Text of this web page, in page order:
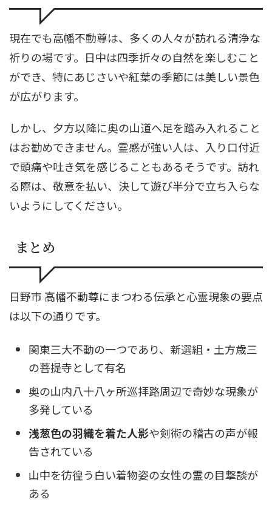
現在でも高幡不動尊は、多くの人々が訪れる清浄な
祈りの場です。日中は四季折々の自然を楽しむこと
ができ、特にあじさいや紅葉の季節には美しい景色
が広がります。
しかし、夕方以降に奥の山道へ足を踏み入れること
はお勧めできません。霊感が強い人は、入り口付近
で頭痛や吐き気を感じることもあるそうです。訪れ
る際は、敬意を払い、決して遊び半分で立ち入らな
いようにしてください。
まとめ
日野市 高幡不動尊にまつわる伝承と心霊現象の要点
は以下の通りです。
関東三大不動の一つであり、新選組・土方歳三
の菩提寺として有名
奥の山内八十八ヶ所巡拝路周辺で奇妙な現象が
多発している
浅葱色の羽織を着た人影や剣術の稽古の声が報
告されている
山中を彷徨う白い着物姿の女性の霊の目撃談が
ある